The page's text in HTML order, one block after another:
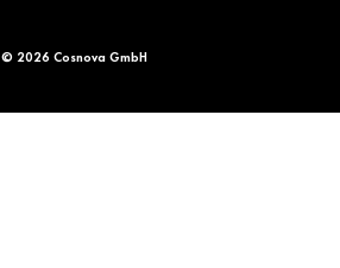
© 2026 Cosnova GmbH